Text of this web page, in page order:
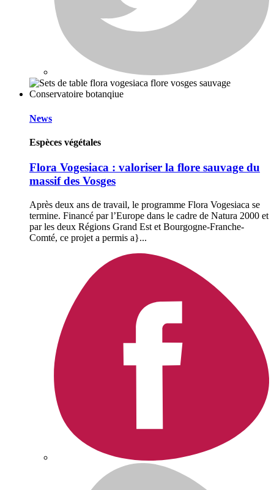
News
Espèces végétales
Flora Vogesiaca : valoriser la flore sauvage du
massif des Vosges
Après deux ans de travail, le programme Flora Vogesiaca se
termine. Financé par l’Europe dans le cadre de Natura 2000 et
par les deux Régions Grand Est et Bourgogne-Franche-
Comté, ce projet a permis a}...